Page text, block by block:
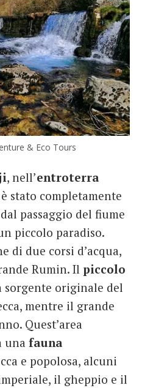
& Eco Tours
, nell’entroterra
stato completamente
passaggio del fiume
piccolo paradiso.
di due corsi d’acqua,
Rumin. Il piccolo
originale del
mentre il grande
Quest’area
una fauna
e popolosa, alcuni
il gheppio e il